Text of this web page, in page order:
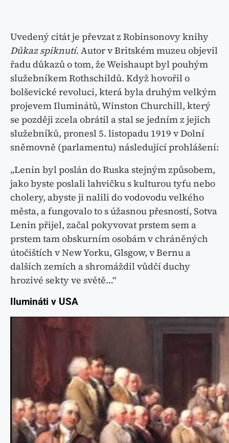
Uvedený citát je převzat z Robinsonovy knihy
Důkaz spiknutí. Autor v Britském muzeu objevil
řadu důkazů o tom, že Weishaupt byl pouhým
služebníkem Rothschildů. Když hovořil o
bolševické revoluci, která byla druhým velkým
projevem Iluminátů, Winston Churchill, který
se později zcela obrátil a stal se jedním z jejich
služebníků, pronesl 5. listopadu 1919 v Dolní
sněmovně (parlamentu) následující prohlášení:
„Lenin byl poslán do Ruska stejným způsobem,
jako byste poslali lahvičku s kulturou tyfu nebo
cholery, abyste ji nalili do vodovodu velkého
města, a fungovalo to s úžasnou přesností, Sotva
Lenin přijel, začal pokyvovat prstem sem a
prstem tam obskurním osobám v chráněných
útočištích v New Yorku, Glsgow, v Bernu a
dalších zemích a shromáždil vůdčí duchy
hrozivé sekty ve světě…“
Ilumináti v USA